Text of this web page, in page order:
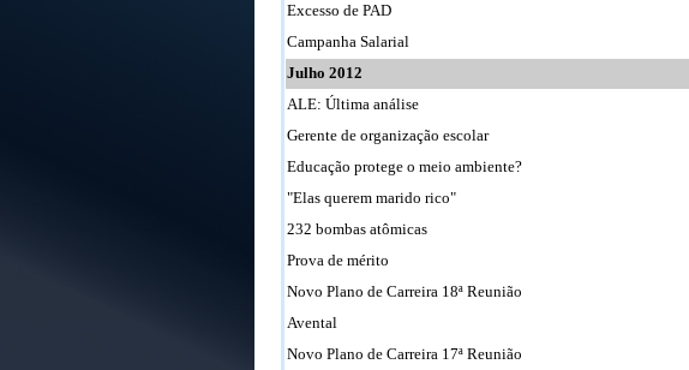
Excesso de PAD
Campanha Salarial
Julho 2012
ALE: Última análise
Gerente de organização escolar
Educação protege o meio ambiente?
"Elas querem marido rico"
232 bombas atômicas
Prova de mérito
Novo Plano de Carreira 18ª Reunião
Avental
Novo Plano de Carreira 17ª Reunião